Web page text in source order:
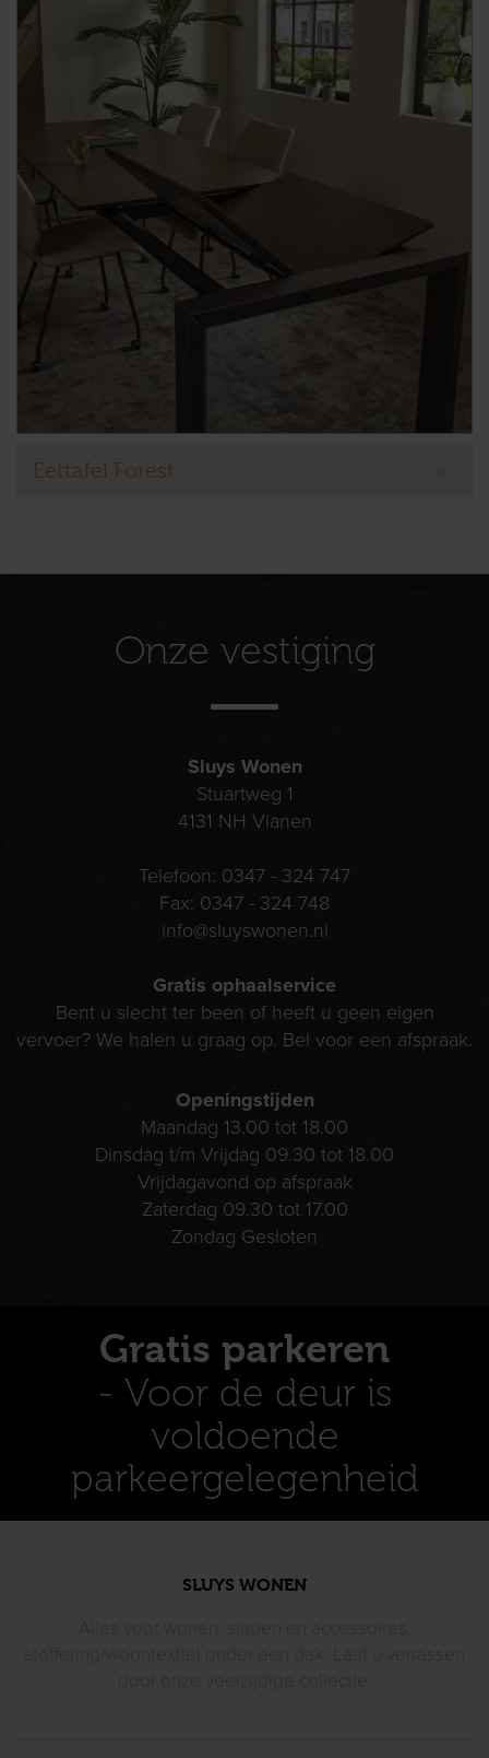
Eettafel Forest
Onze vestiging
Sluys Wonen
Stuartweg 1
4131 NH Vianen
Telefoon: 0347 - 324 747
Fax: 0347 - 324 748
info@sluyswonen.nl
Gratis ophaalservice
Bent u slecht ter been of heeft u geen eigen
vervoer? We halen u graag op. Bel voor een afspraak.
Openingstijden
Maandag 13.00 tot 18.00
Dinsdag t/m Vrijdag 09.30 tot 18.00
Vrijdagavond op afspraak
Zaterdag 09.30 tot 17.00
Zondag Gesloten
Gratis parkeren
- Voor de deur is
voldoende
parkeergelegenheid
SLUYS WONEN